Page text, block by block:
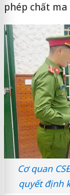
phép chất ma
Cơ quan
quyết định